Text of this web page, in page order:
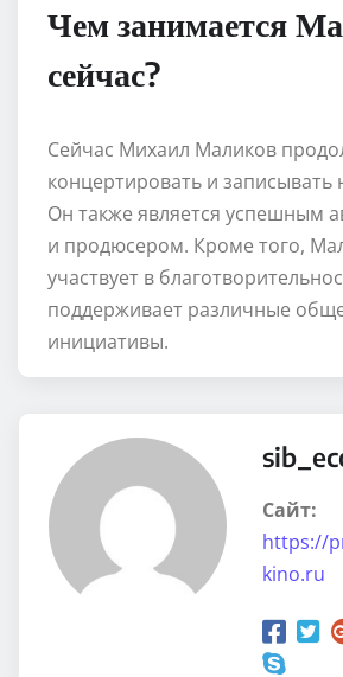
Чем занимается
сейчас?
Сейчас Михаил Маликов
концертировать и записывать
Он также является успешным
и продюсером. Кроме того,
участвует в
поддерживает различные
инициативы.
Сайт:
https://
kino.ru